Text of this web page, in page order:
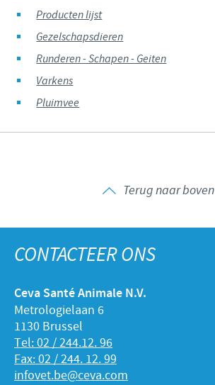
Producten lijst
Gezelschapsdieren
Runderen - Schapen - Geiten
Varkens
Pluimvee
Terug naar boven
CONTACTEER ONS
Ceva Santé Animale N.V.
Metrologielaan 6
1130 Brussel
Tel: 02 / 244.12. 96
Fax: 02 / 244. 12. 99
infovet.be@ceva.com